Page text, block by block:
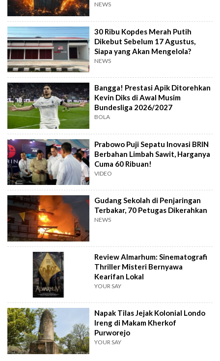
NEWS
30 Ribu Kopdes Merah Putih
Dikebut Sebelum 17 Agustus,
Siapa yang Akan Mengelola?
NEWS
Bangga! Prestasi Apik Ditorehkan
Kevin Diks di Awal Musim
Bundesliga 2026/2027
BOLA
Prabowo Puji Sepatu Inovasi BRIN
Berbahan Limbah Sawit, Harganya
Cuma 60 Ribuan!
VIDEO
Gudang Sekolah di Penjaringan
Terbakar, 70 Petugas Dikerahkan
NEWS
Review Almarhum: Sinematografi
Thriller Misteri Bernyawa
Kearifan Lokal
YOUR SAY
Napak Tilas Jejak Kolonial Londo
Ireng di Makam Kherkof
Purworejo
YOUR SAY